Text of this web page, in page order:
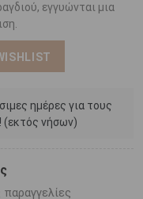
εγγυώνται μια
ημέρες για τους
(εκτός νήσων)